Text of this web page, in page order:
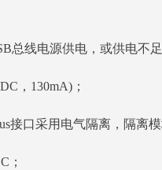
总线电源供电，或供电不
，130mA)；
接口采用电气隔离，隔离模
；